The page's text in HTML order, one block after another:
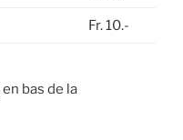
Fr. 10.-
en bas de la